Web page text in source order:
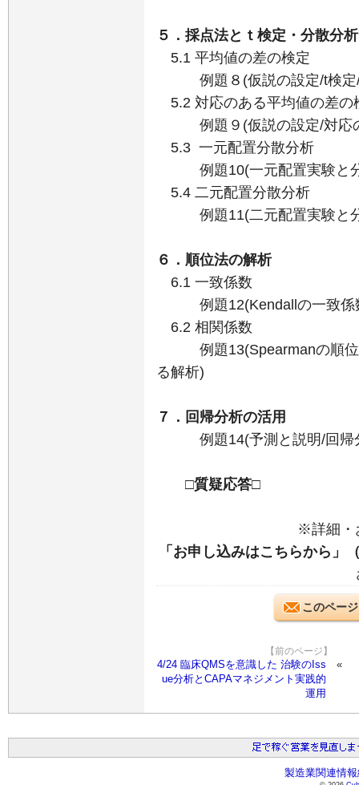
５．採点法とｔ検定・分散分析
5.1 平均値の差の検定
例題８(仮説の設定/t検定/
5.2 対応のある平均値の差の
例題９(仮説の設定/対応の
5.3 一元配置分散分析
例題10(一元配置実験と分
5.4 二元配置分散分析
例題11(二元配置実験と分
６．順位法の解析
6.1 一致係数
例題12(Kendallの一致係
6.2 相関係数
例題13(Spearmanの順位
る解析)
７．回帰分析の活用
例題14(予測と説明/回帰
□質疑応答□
※詳細・
「お申し込みはこちらから」
このペー
【前のページ】
4/24 臨床QMSを意識した 治験のIss
ue分析とCAPAマネジメント実践的
運用
製造業関連情